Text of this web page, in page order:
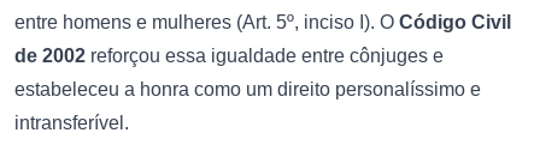
entre homens e mulheres (Art. 5º, inciso I). O Código Civil
de 2002 reforçou essa igualdade entre cônjuges e
estabeleceu a honra como um direito personalíssimo e
intransferível.